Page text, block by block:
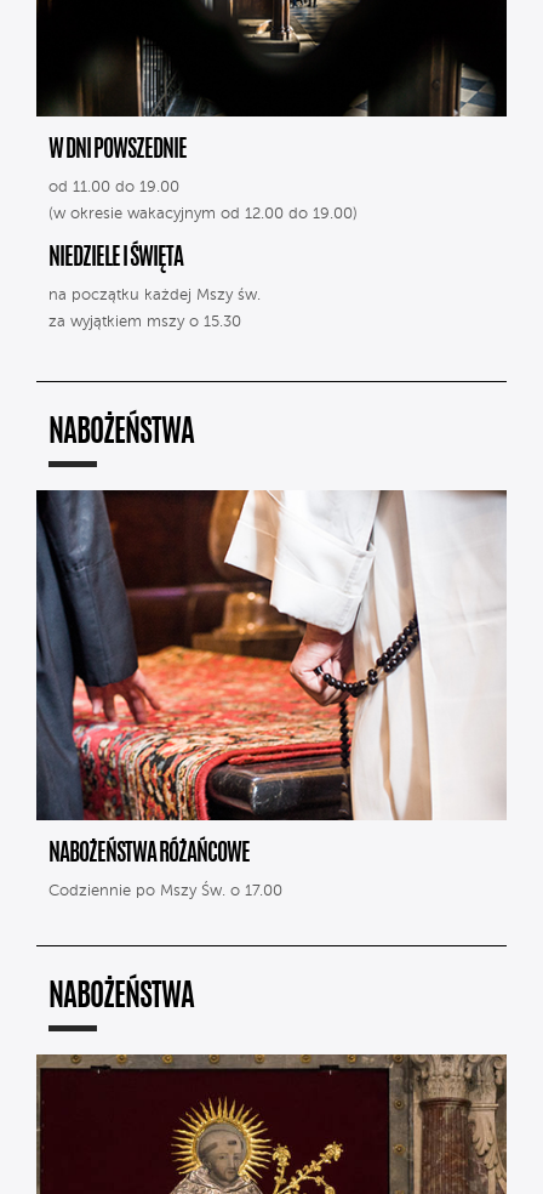
W DNI POWSZEDNIE
od 11.00 do 19.00
(w okresie wakacyjnym od 12.00 do 19.00)
NIEDZIELE I ŚWIĘTA
na początku każdej Mszy św.
za wyjątkiem mszy o 15.30
NABOŻEŃSTWA
NABOŻEŃSTWA RÓŻAŃCOWE
Codziennie po Mszy Św. o 17.00
NABOŻEŃSTWA